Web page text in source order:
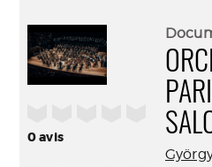
0avis